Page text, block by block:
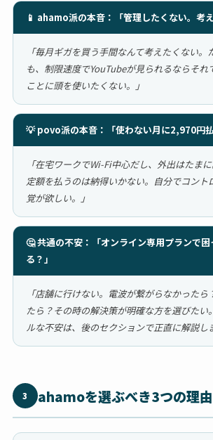
📱 ahamo派の本音：「管理したくない。考
「毎月ギガを買う手間なんて考えたくない。
も、制限速度でYouTubeが見られるならそれ
ことに頭を使いたくない。」
💡 povo派の本音：「使わない月に2,970円払
「在宅ワークでWi-Fi中心だし、外出はたま
定額を払うのは納得いかない。自分でコント
覚が欲しい。」
🤔 共通の不安：「オンライン専用プランで
る？」
「店舗に行けない。電波が繋がらなかったら
たら？その時の解決策が明確な方を選びた
ルな不安は、後のセクションで正直に解説し
3 ahamoを選ぶべき3つの理由